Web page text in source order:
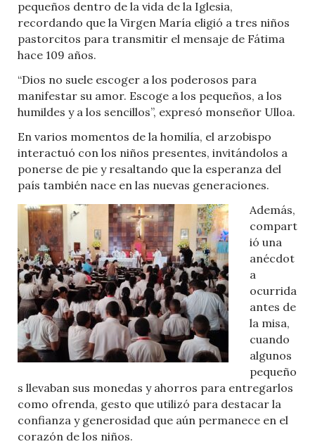
pequeños dentro de la vida de la Iglesia,
recordando que la Virgen María eligió a tres niños
pastorcitos para transmitir el mensaje de Fátima
hace 109 años.
“Dios no suele escoger a los poderosos para
manifestar su amor. Escoge a los pequeños, a los
humildes y a los sencillos”, expresó monseñor Ulloa.
En varios momentos de la homilía, el arzobispo
interactuó con los niños presentes, invitándolos a
ponerse de pie y resaltando que la esperanza del
país también nace en las nuevas generaciones.
Además,
compart
ió una
anécdot
a
ocurrida
antes de
la misa,
cuando
algunos
pequeño
s llevaban sus monedas y ahorros para entregarlos
como ofrenda, gesto que utilizó para destacar la
confianza y generosidad que aún permanece en el
corazón de los niños.